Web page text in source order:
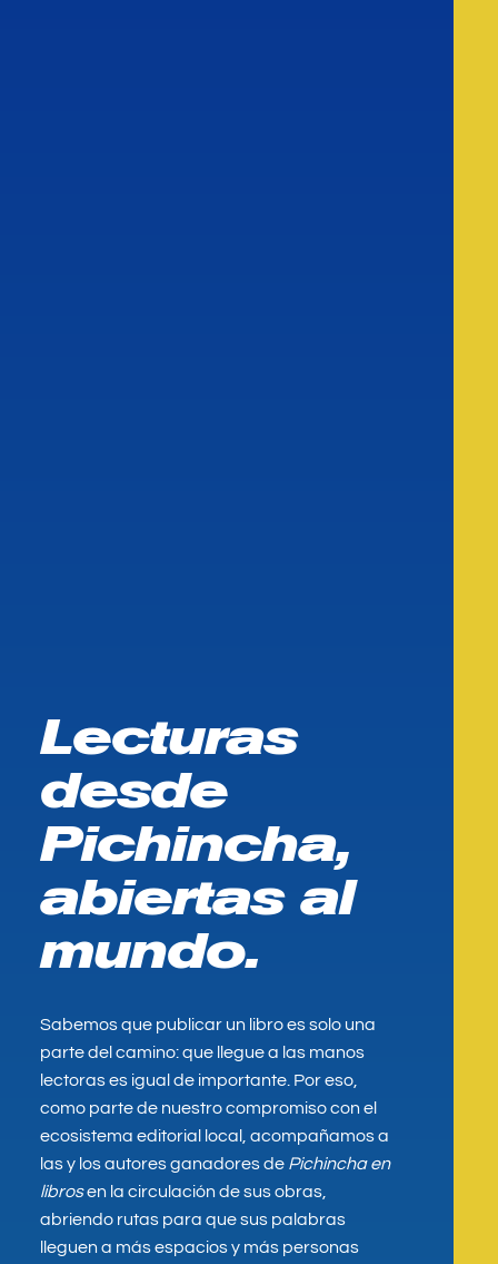
Lecturas
desde
Pichincha,
abiertas al
mundo.
Sabemos que publicar un libro es solo una
parte del camino: que llegue a las manos
lectoras es igual de importante. Por eso,
como parte de nuestro compromiso con el
ecosistema editorial local, acompañamos a
las y los autores ganadores de Pichincha en
librosen la circulación de sus obras,
abriendo rutas para que sus palabras
lleguen a más espacios y más personas